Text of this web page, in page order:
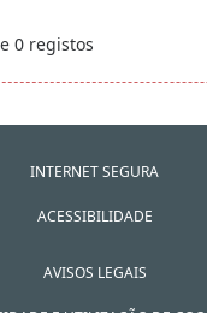
0 registos
INTERNET SEGURA
ACESSIBILIDADE
AVISOS LEGAIS